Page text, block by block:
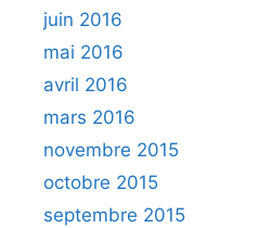
juin 2016
mai 2016
avril 2016
mars 2016
novembre 2015
octobre 2015
septembre 2015